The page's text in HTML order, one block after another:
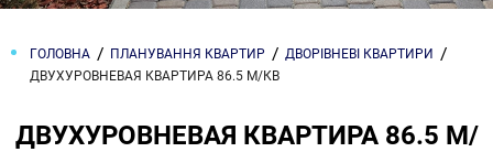
ГОЛОВНА ПЛАНУВАННЯ КВАРТИР
ДВОРІВНЕВІ КВАРТИРИ
ДВУХУРОВНЕВАЯ КВАРТИРА 86.5 М/КВ
ДВУХУРОВНЕВАЯ КВАРТИРА 86.5 М/